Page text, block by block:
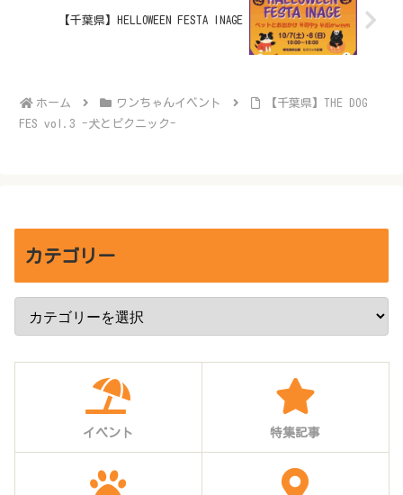
【千葉県】HELLOWEEN FESTA INAGE
ホーム ワンちゃんイベント
【千葉県】THE DOG
FES vol.3 -犬とピクニック-
カテゴリー
イベント 特集記事